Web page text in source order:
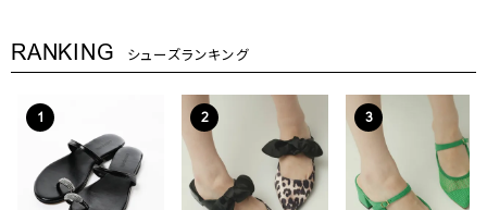
RANKING シューズランキング